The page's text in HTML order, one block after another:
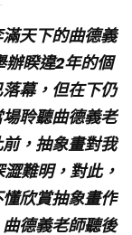
天下的曲德義
辦睽違2年的個
幕，但在下仍
聆聽曲德義老
，抽象畫對我
難明，對此，
欣賞抽象畫作
德義老師聽後